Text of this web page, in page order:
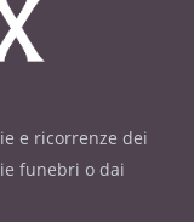
e ricorrenze dei
funebri o dai